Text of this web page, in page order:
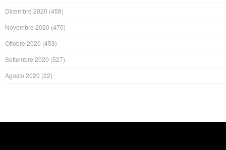
Dicembre 2020 (458)
Novembre 2020 (470)
Ottobre 2020 (453)
Settembre 2020 (527)
Agosto 2020 (22)